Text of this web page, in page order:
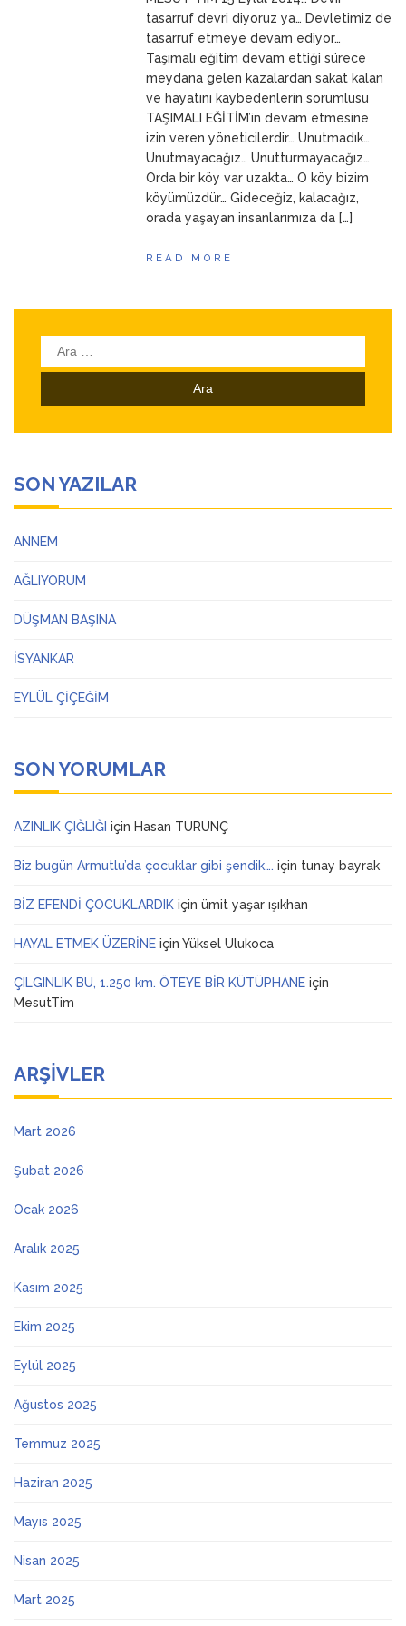
ANNEMtasarruf devri diyoruz ya… Devletimiz de
tasarruf etmeye devam ediyor…
Taşımalı eğitim devam ettiği sürece
meydana gelen kazalardan sakat kalan
ve hayatını kaybedenlerin sorumlusu
TAŞIMALI EĞİTİM’in devam etmesine
izin veren yöneticilerdir… Unutmadık…
Unutmayacağız… Unutturmayacağız…
Orda bir köy var uzakta… O köy bizim
köyümüzdür… Gideceğiz, kalacağız,
orada yaşayan insanlarımıza da […]
READ MORE
Arama:
SON YAZILAR
ANNEM
AĞLIYORUM
DÜŞMAN BAŞINA
İSYANKAR
EYLÜL ÇİÇEĞİM
SON YORUMLAR
AZINLIK ÇIĞLIĞI için Hasan TURUNÇ
Biz bugün Armutlu’da çocuklar gibi şendik…. için tunay bayrak
BİZ EFENDİ ÇOCUKLARDIK için ümit yaşar ışıkhan
HAYAL ETMEK ÜZERİNE için Yüksel Ulukoca
ÇILGINLIK BU, 1.250 km. ÖTEYE BİR KÜTÜPHANE için
MesutTim
ARŞIVLER
Mart 2026
Şubat 2026
Ocak 2026
Aralık 2025
Kasım 2025
Ekim 2025
Eylül 2025
Ağustos 2025
Temmuz 2025
Haziran 2025
Mayıs 2025
Nisan 2025
Mart 2025